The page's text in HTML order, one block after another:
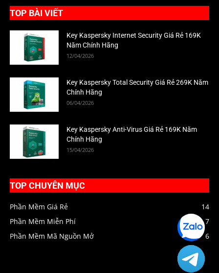
TOP BÀI VIẾT
Key Kaspersky Internet Security Giá Rẻ 169K
Năm Chính Hãng
12/04/2026
Key Kaspersky Total Security Giá Rẻ 269K Năm
Chính Hãng
06/04/2026
Key Kaspersky Anti-Virus Giá Rẻ 169K Năm
Chính Hãng
15/04/2026
TOP CHUYÊN MỤC
Phần Mềm Giá Rẻ
14
Phần Mềm Miễn Phí
7
Phần Mềm Mã Nguồn Mở
6
Zalo
HIENPC
HIENPC